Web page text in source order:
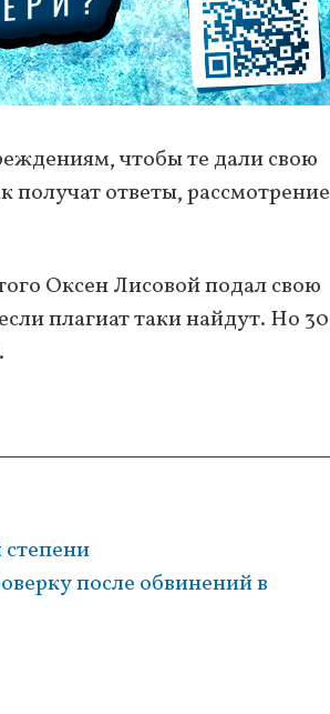
чтобы те дали свою
ответы, рассмотрение
Оксен Лисовой подал свою
плагиат таки найдут. Но 30
после обвинений в